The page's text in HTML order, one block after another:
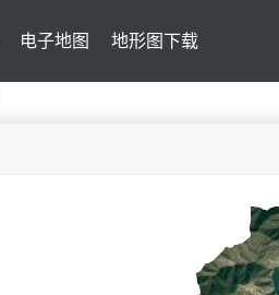
电子地图 地形图下载